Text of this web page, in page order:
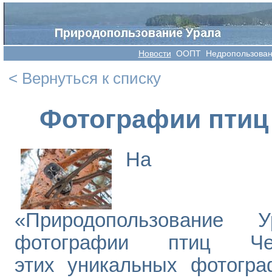
Новости OOПT
< Вернуться к списку
Фотографии
На
фотографии птиц
этих уникальных